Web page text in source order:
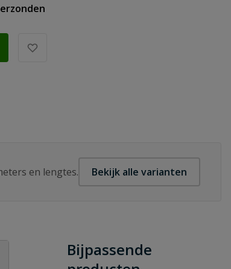
en lengtes. Bekijk alle varianten
Bijpassende